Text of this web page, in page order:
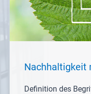
Nachhaltigkeit
Definition des